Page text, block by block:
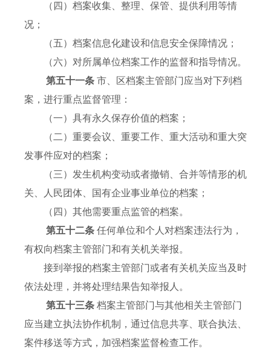
（四）档案收集、整理、保管、提供利用等情
况；
（五）档案信息化建设和信息安全保障情况；
（六）对所属单位档案工作的监督和指导情况。
第五十一条 市、区档案主管部门应当对下列档
案，进行重点监督管理：
（一）具有永久保存价值的档案；
（二）重要会议、重要工作、重大活动和重大突
发事件应对的档案；
（三）发生机构变动或者撤销、合并等情形的机
关、人民团体、国有企业事业单位的档案；
（四）其他需要重点监管的档案。
第五十二条 任何单位和个人对档案违法行为，
有权向档案主管部门和有关机关举报。
接到举报的档案主管部门或者有关机关应当及时
依法处理，并将处理结果告知举报人。
第五十三条 档案主管部门与其他相关主管部门
应当建立执法协作机制，通过信息共享、联合执法、
案件移送等方式，加强档案监督检查工作。